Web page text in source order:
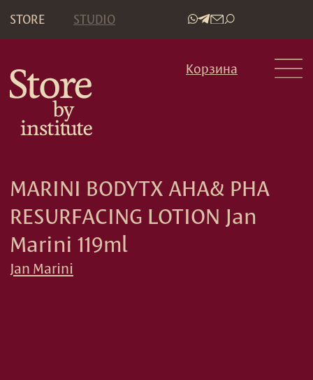
STORE STUDIO
•
MARINI BODYTX AHA& PHA
Jan Marini